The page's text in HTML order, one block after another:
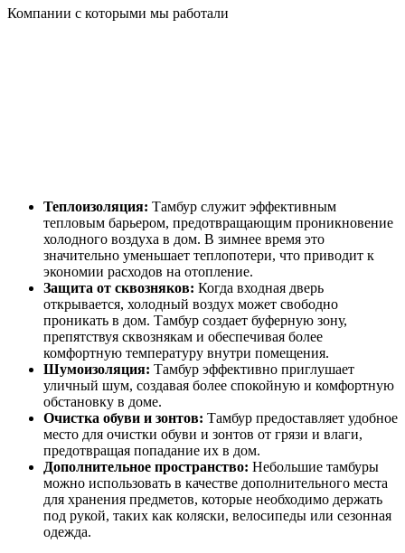
Компании с которыми мы работали
Теплоизоляция: Тамбур служит эффективным
тепловым барьером, предотвращающим проникновение
холодного воздуха в дом. В зимнее время это
значительно уменьшает теплопотери, что приводит к
экономии расходов на отопление.
Защита от сквозняков: Когда входная дверь
открывается, холодный воздух может свободно
проникать в дом. Тамбур создает буферную зону,
препятствуя сквознякам и обеспечивая более
комфортную температуру внутри помещения.
Шумоизоляция: Тамбур эффективно приглушает
уличный шум, создавая более спокойную и комфортную
обстановку в доме.
Очистка обуви и зонтов: Тамбур предоставляет удобное
место для очистки обуви и зонтов от грязи и влаги,
предотвращая попадание их в дом.
Дополнительное пространство: Небольшие тамбуры
можно использовать в качестве дополнительного места
для хранения предметов, которые необходимо держать
под рукой, таких как коляски, велосипеды или сезонная
одежда.